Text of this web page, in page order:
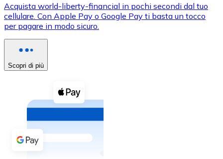
Vedi tutto
Buoni cripto
Acquista criptovalute in contanti e altri mezzi di
Bonifico SEPA
Acquista con bonifico bancario
Acquista world-liberty-financial in pochi secondi dal tuo
cellulare. Con Apple Pay o Google Pay ti basta un tocco
per pagare in modo sicuro.
Scopri di più